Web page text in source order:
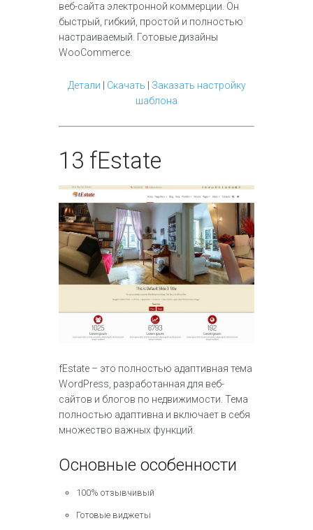
веб-сайта электронной коммерции. Он
быстрый, гибкий, простой и полностью
настраиваемый. Готовые дизайны
WooCommerce.
Детали Скачать
Заказать настройку
шаблона
13 fEstate
fEstate – это полностью адаптивная тема
WordPress, разработанная для веб-
сайтов и блогов по недвижимости. Тема
полностью адаптивна и включает в себя
множество важных функций.
Основные особенности
100% отзывчивый
Готовые виджеты